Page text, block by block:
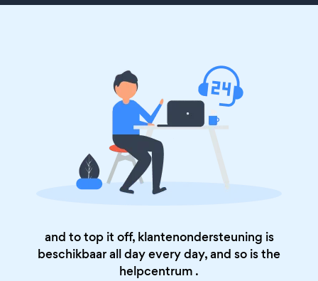
and to top it off, klantenondersteuning is
beschikbaar all day every day, and so is the
helpcentrum .